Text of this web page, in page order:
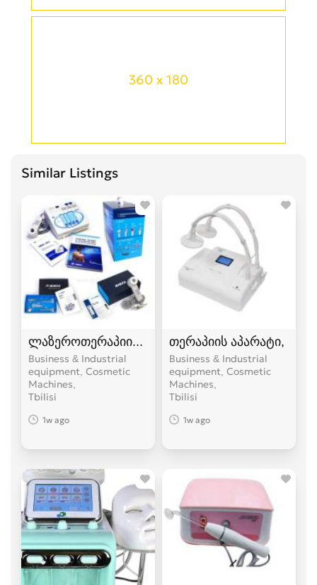
360 x 180
Similar Listings
ლაზეროთერაპიის აპარატი
Business & Industrial
equipment, Cosmetic
Machines
Tbilisi
1w ago
თერაპიის აპარატი,
Business & Industrial
equipment, Cosmetic
Machines
Tbilisi
1w ago